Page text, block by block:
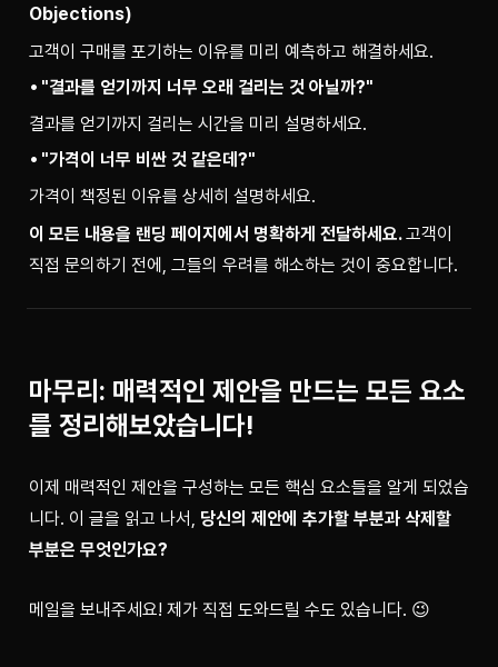
Objections)
고객이 구매를 포기하는 이유를 미리 예측하고 해결하세요.
"결과를 얻기까지 너무 오래 걸리는 것 아닐까?"
결과를 얻기까지 걸리는 시간을 미리 설명하세요.
"가격이 너무 비싼 것 같은데?"
가격이 책정된 이유를 상세히 설명하세요.
이 모든 내용을 랜딩 페이지에서 명확하게 전달하세요. 고객이
직접 문의하기 전에, 그들의 우려를 해소하는 것이 중요합니다.
마무리: 매력적인 제안을 만드는 모든 요소
를 정리해보았습니다!
이제 매력적인 제안을 구성하는 모든 핵심 요소들을 알게 되었습
니다. 이 글을 읽고 나서, 당신의 제안에 추가할 부분과 삭제할
부분은 무엇인가요?
메일을 보내주세요! 제가 직접 도와드릴 수도 있습니다. 😉